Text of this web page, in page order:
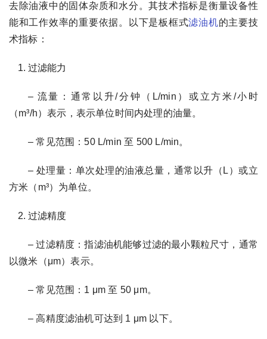
去除油液中的固体杂质和水分。其技术指标是衡量设备性
能和工作效率的重要依据。以下是板框式滤油机的主要技
术指标：
过滤能力
– 流量：通常以升/分钟（L/min）或立方米/小时
（m³/h）表示，表示单位时间内处理的油量。
– 常见范围：50 L/min 至 500 L/min。
– 处理量：单次处理的油液总量，通常以升（L）或立
方米（m³）为单位。
过滤精度
– 过滤精度：指滤油机能够过滤的最小颗粒尺寸，通常
以微米（μm）表示。
– 常见范围：1 μm 至 50 μm。
– 高精度滤油机可达到 1 μm 以下。